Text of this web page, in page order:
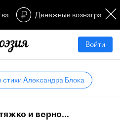
Денежные
Войти
стихи Александра Блока
и верно...